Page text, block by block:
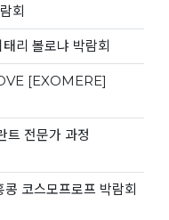
회
리 볼로냐 박람회
[EXOMERE]
트 전문가 과정
코스모프로프 박람회